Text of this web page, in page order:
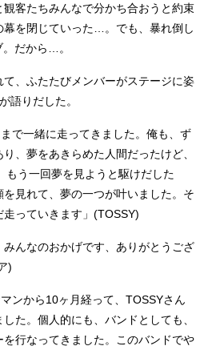
客たちみんなで分かち合おうと約束
幕を閉じていった…。でも、暴れ倒し
だから…。
、ふたたびメンバーがステージに姿
語りだした。
で一緒に走ってきました。俺も、ず
、夢をあきらめた人間だったけど、
もう一回夢を見ようと駆けだした
見れて、夢の一つが叶いました。そ
っていきます」(TOSSY)
みんなのおかげです、ありがとうござ
)
ンから10ヶ月経って、TOSSYさん
た。個人的にも、バンドとしても、
行なってきました。このバンドでや